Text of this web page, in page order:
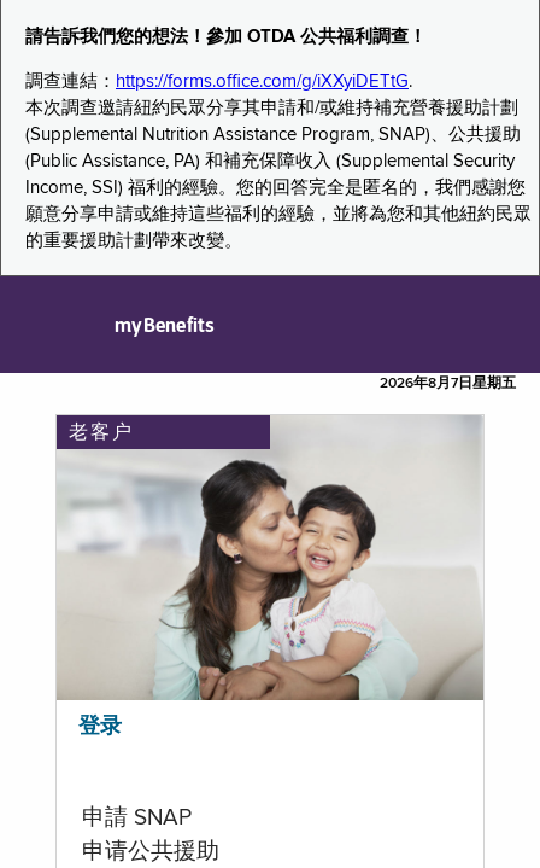
請告訴我們您的想法！參加 OTDA 公共福利調查！
調查連結： https://forms.office.com/g/iXXyiDETtG.
本次調查邀請紐約民眾分享其申請和/或維持補充營養援助計劃
(Supplemental Nutrition Assistance Program, SNAP)、公共援助
(Public Assistance, PA) 和補充保障收入 (Supplemental Security
Income, SSI) 福利的經驗。您的回答完全是匿名的，我們感謝您
願意分享申請或維持這些福利的經驗，並將為您和其他紐約民眾
的重要援助計劃帶來改變。
myBenefits
2026年8月7日星期五
老客户
登录
申請 SNAP
申请公共援助